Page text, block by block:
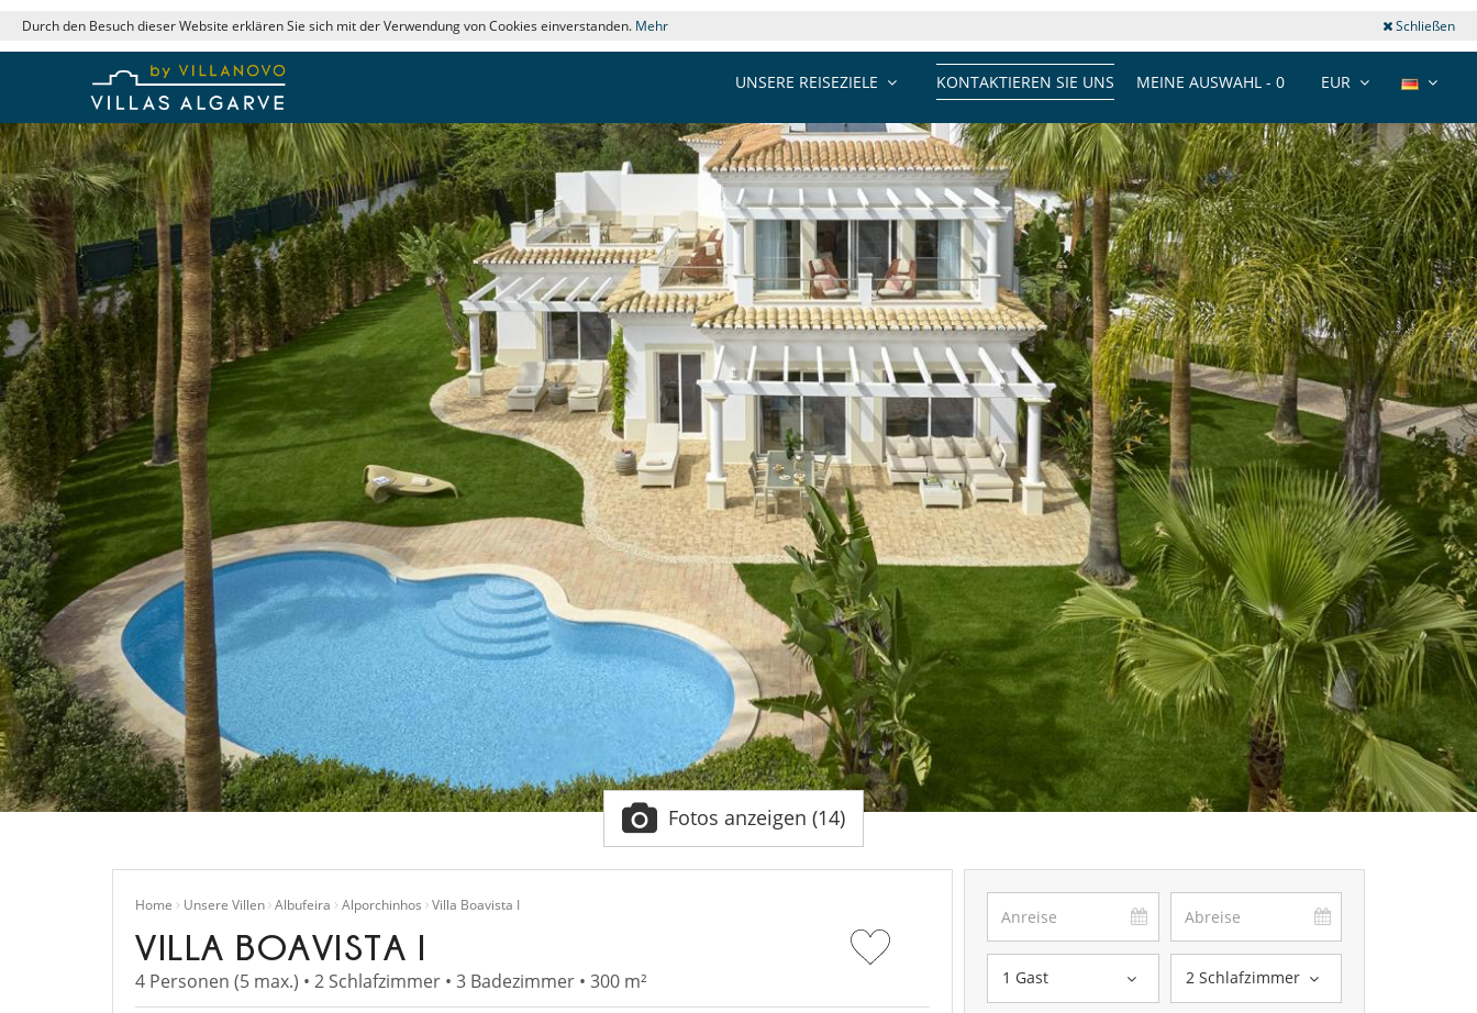
Durch den Besuch dieser Website erklären Sie sich mit der Verwendung von Cookies einverstanden. Mehr Schließen
EUR
MEINE AUSWAHL - 0
KONTAKTIEREN SIE UNS
UNSERE REISEZIELE
Fotos anzeigen (14)
Home Unsere Villen Albufeira Alporchinhos Villa Boavista I
VILLA BOAVISTA I
4 Personen (5 max.) • 2 Schlafzimmer • 3 Badezimmer • 300 m² 1 Gast 2 Schlafzimmer